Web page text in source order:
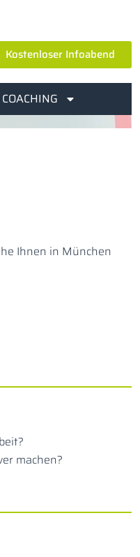
Kostenloser Infoabend
Ihnen in München
machen?